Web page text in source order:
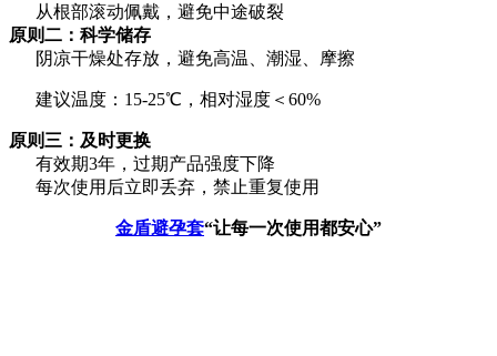
从根部滚动佩戴，避免中途破裂
原则二：科学储存
阴凉干燥处存放，避免高温、潮湿、摩擦
建议温度：15-25℃，相对湿度＜60%
原则三：及时更换
有效期3年，过期产品强度下降
每次使用后立即丢弃，禁止重复使用
金盾避孕套“让每一次使用都安心”